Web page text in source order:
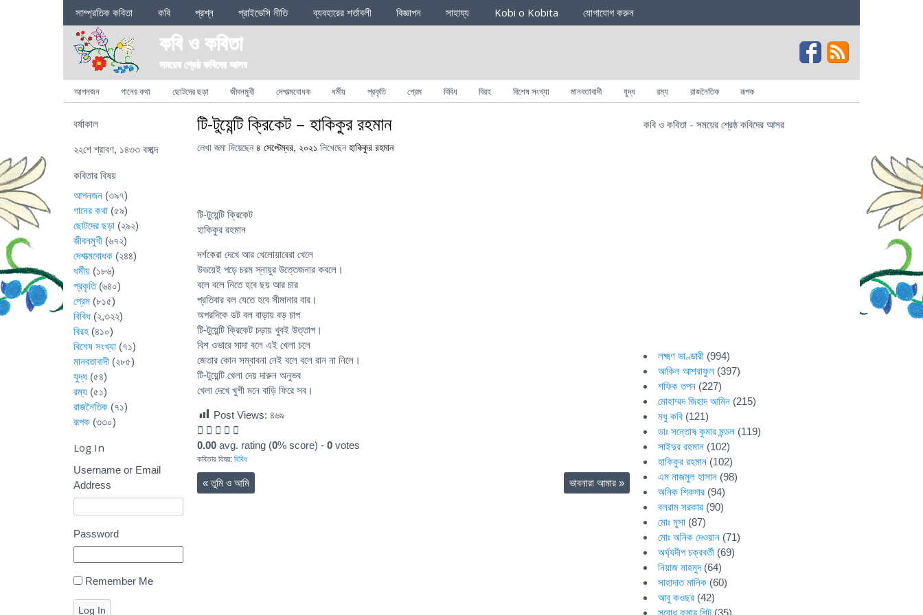
Sections
সাম্প্রতিক কবিতা কবি প্রশ্ন প্রাইভেসি নীতি ব্যবহারের শর্তাবলী বিজ্ঞাপন সাহায্য Kobi o Kobita যোগাযোগ করুন
কবি ও কবিতা
সময়ের শ্রেষ্ঠ কবিদের আসর
Categories
আপনজন গানের কথা ছোটদের ছড়া জীবনমুখী দেশাত্মবোধক ধর্মীয় প্রকৃতি প্রেম বিবিধ বিরহ বিশেষ সংখ্যা মানবতাবাদী যুদ্ধ রম্য রাজনৈতিক রূপক
টি-টুয়েন্টি ক্রিকেট – হাকিকুর রহমান
লেখা জমা দিয়েছেন ৪ সেপ্টেম্বর, ২০২১ লিখেছেন হাকিকুর রহমান
টি-টুয়েন্টি ক্রিকেট
হাকিকুর রহমান
দর্শকেরা দেখে আর খেলোয়ারেরা খেলে
উভয়েই পড়ে চরম স্নায়ুর উত্তেজনার কবলে।
বলে বলে নিতে হবে ছয় আর চার
প্রতিবার বল যেতে হবে সীমানার বার।
অপরদিকে ডট বল বাড়ায় বড় চাপ
টি-টুয়েন্টি ক্রিকেট চড়ায় খুবই উত্তাপ।
বিশ ওভারে সাদা বলে এই খেলা চলে
জেতার কোন সম্বাবনা নেই বলে বলে রান না নিলে।
টি-টুয়েন্টি খেলা দেয় দারুন অনুভব
খেলা দেখে খুশী মনে বাড়ি ফিরে সব।
Post Views: ৪৬৯
0.00 avg. rating (0% score) - 0 votes
কবিতার বিষয়: বিবিধ
«তুমি ও আমি ভাবনারা আমার »
বর্ষাকাল
২২শে শ্রাবণ, ১৪৩৩ বঙ্গাব্দ
কবিতার বিষয়
আপনজন (৩৯৭)
গানের কথা (৫৯)
ছোটদের ছড়া (২৯২)
জীবনমুখী (৬৭২)
দেশাত্মবোধক (২৪৪)
ধর্মীয় (১৮৬)
প্রকৃতি(৬৪০)
প্রেম (৮১৫)
বিবিধ (২,৩২২)
বিরহ (৪১০)
বিশেষ সংখ্যা (৭১)
মানবতাবাদী (২৮৫)
যুদ্ধ (৫৪)
রম্য (৫১)
রাজনৈতিক (৭১)
রূপক (৩৩০)
Log In
Username or Email
Address
Password
Remember Me
Log In
কবি ও কবিতা - সময়ের শ্রেষ্ঠ কবিদের আসর
লক্ষ্মণ ভাণ্ডারী (994)
আকিল আশরাফুল (397)
শফিক তপন (227)
মোহাম্মদ জিহাদ আমিন (215)
মধু কবি (121)
ডাঃ সন্তোষ কুমার মন্ডল (119)
সাইদুর রহমান (102)
হাকিকুর রহমান (102)
এম নাজমুল হাসান (98)
অনিক শিকদার (94)
বলরাম সরকার (90)
মোঃ মুসা (87)
মোঃ অনিক দেওয়ান (71)
অর্ঘ্যদীপ চক্রবর্তী (69)
নিয়াজ মাহমুদ(64)
সাহাদাত মানিক (60)
আবু কওছর (42)
সুবোধ কুমার শিট (35)